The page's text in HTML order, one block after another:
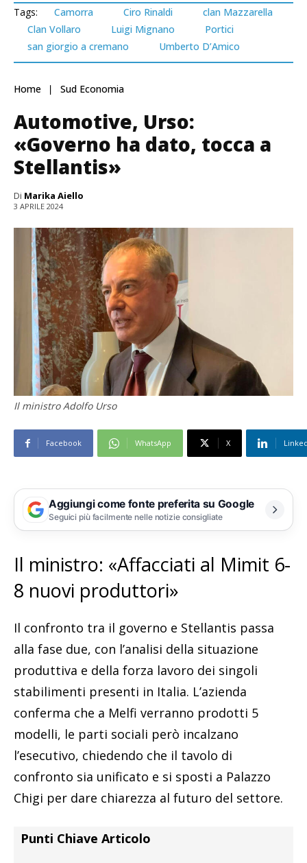
Tags: Camorra Ciro Rinaldi
clan Mazzarella
Clan Vollaro
Luigi Mignano
Portici
san giorgio a cremano
Umberto D’Amico
Home Sud Economia
Automotive, Urso:
«Governo ha dato, tocca a
Stellantis»
Di Marika Aiello
3 APRILE 2024
Il ministro Adolfo Urso
Facebook WhatsApp X
Aggiungi come fonte preferita su Google
Seguici più facilmente nelle notizie consigliate
Il ministro: «Affacciati al Mimit 6-
8 nuovi produttori»
Il confronto tra il governo e Stellantis passa
alla fase due, con l’analisi della situazione
produttiva e della forza lavoro dei singoli
stabilimenti presenti in Italia. L’azienda
conferma che a Melfi verranno prodotti 5
modelli, le parti sociali però incalzano
l’esecutivo, chiedendo che il tavolo di
confronto sia unificato e si sposti a Palazzo
Chigi per dare chiarezza al futuro del settore.
Punti Chiave Articolo